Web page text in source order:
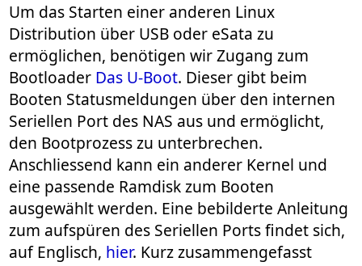
Um das Starten einer anderen Linux
Distribution über USB oder eSata zu
ermöglichen, benötigen wir Zugang zum
Bootloader Das U-Boot. Dieser gibt beim
Booten Statusmeldungen über den internen
Seriellen Port des NAS aus und ermöglicht,
den Bootprozess zu unterbrechen.
Anschliessend kann ein anderer Kernel und
eine passende Ramdisk zum Booten
ausgewählt werden. Eine bebilderte Anleitung
zum aufspüren des Seriellen Ports findet sich,
auf Englisch, hier. Kurz zusammengefasst